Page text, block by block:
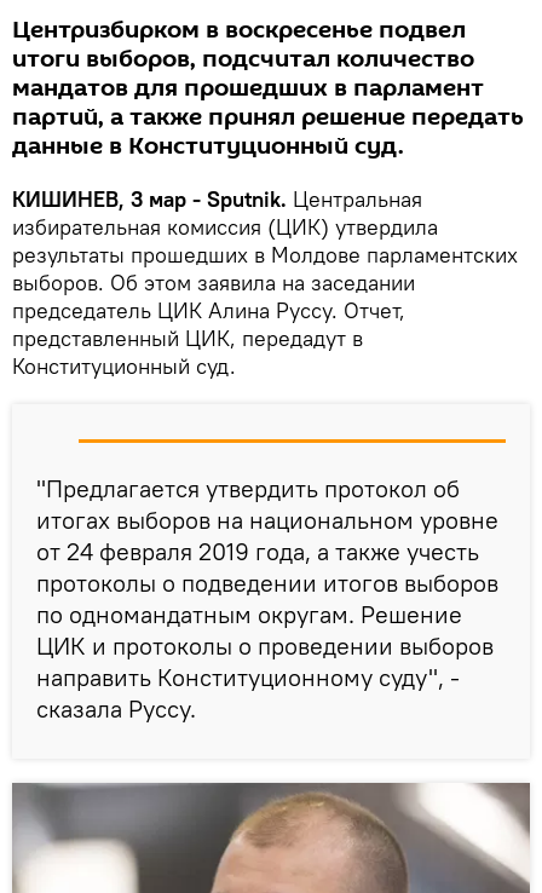
Центризбирком в воскресенье подвел
итоги выборов, подсчитал количество
мандатов для прошедших в парламент
партий, а также принял решение передать
данные в Конституционный суд.
КИШИНЕВ, 3 мар - Sputnik. Центральная
избирательная комиссия (ЦИК) утвердила
результаты прошедших в Молдове парламентских
выборов. Об этом заявила на заседании
председатель ЦИК Алина Руссу. Отчет,
представленный ЦИК, передадут в
Конституционный суд.
"Предлагается утвердить протокол об
итогах выборов на национальном уровне
от 24 февраля 2019 года, а также учесть
протоколы о подведении итогов выборов
по одномандатным округам. Решение
ЦИК и протоколы о проведении выборов
направить Конституционному суду", -
сказала Руссу.